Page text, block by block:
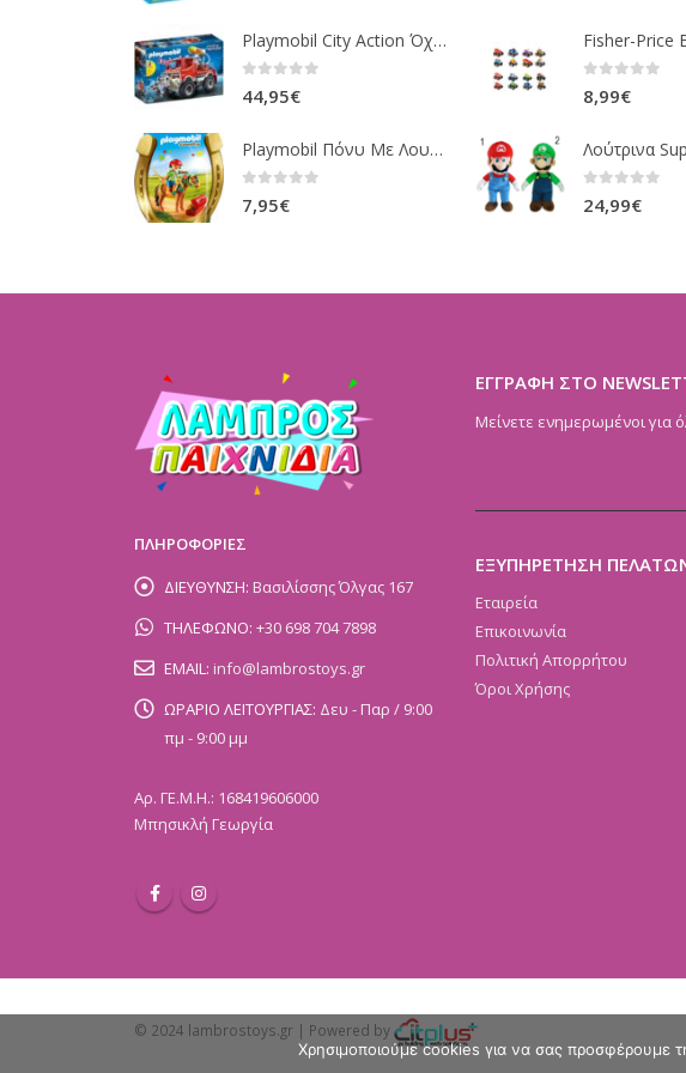
Playmobil City Action Όχημα Πυροσβεστικής Με Τροχαλία Ρυμούλκησης 9466
44,95€
Playmobil Πόνυ Με Λουλουδάκια Και Κοριτσάκι 6968
7,95€
8,99€
24,99€
ΠΛΗΡΟΦΟΡΙΕΣ
ΔΙΕΥΘΥΝΣΗ: Βασιλίσσης Όλγας 167
ΤΗΛΕΦΩΝΟ: +30 698 704 7898
EMAIL: info@lambrostoys.gr
ΩΡΑΡΙΟ ΛΕΙΤΟΥΡΓΙΑΣ: Δευ - Παρ / 9:00
πμ - 9:00 μμ
Αρ. ΓΕ.Μ.Η.: 168419606000
Μπησικλή Γεωργία
ΕΓΓΡΑΦΗ ΣΤΟ
Μείνετε ενημερωμένοι για
ΕΞΥΠΗΡΕΤΗΣΗ
Εταιρεία
Επικοινωνία
Πολιτική Απορρήτου
Όροι Χρήσης
© 2024 lambrostoys.gr | Powered by
Χρησιμοποιούμε cookies για να σας προσφέρουμε